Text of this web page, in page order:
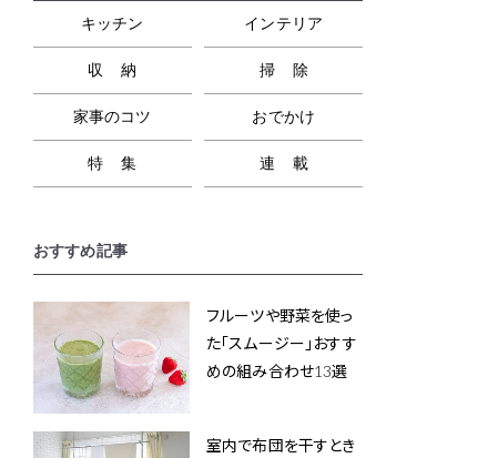
キッチン インテリア
収納 掃除
家事のコツ おでかけ
特集 連載
おすすめ記事
フルーツや野菜を使っ
た「スムージー」おすす
めの組み合わせ13選
室内で布団を干すとき